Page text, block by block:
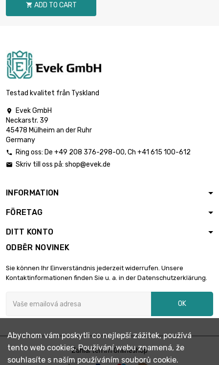
 ADD TO CART
Testad kvalitet från Tyskland

Evek GmbH
Neckarstr. 39
45478 Mülheim an der Ruhr
Germany
 Ring oss: De +49 208 376-298-00, Ch +41 615 100-612
 Skriv till oss på: shop@evek.de
INFORMATION
FÖRETAG
DITT KONTO
ODBĚR NOVINEK
Sie können Ihr Einverständnis jederzeit widerrufen. Unsere
Kontaktinformationen finden Sie u. a. in der Datenschutzerklärung.
OK
Zahlarten im Onlineshop
Abychom vám poskytli co nejlepší zážitek, používá
tento web cookies. Používání webu znamená, že
souhlasíte s naším používáním souborů cookie.